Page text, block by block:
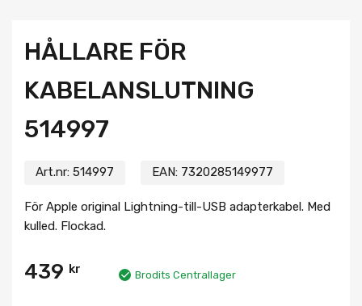
HÅLLARE FÖR
KABELANSLUTNING
514997
Art.nr: 514997 EAN: 7320285149977
För Apple original Lightning-till-USB adapterkabel. Med
kulled. Flockad.
439 kr Brodits Centrallager